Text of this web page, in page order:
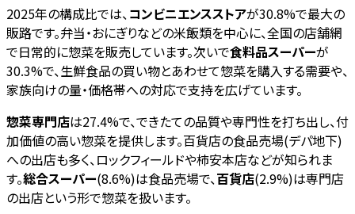
2025年の構成比では、 コンビニエンスストアが30.8%で最大の
販路です。弁当・おにぎりなどの米飯類を中心に、全国の店舗網
で日常的に惣菜を販売しています。次いで食料品スーパーが
30.3%で、生鮮食品の買い物とあわせて惣菜を購入する需要や、
家族向けの量・価格帯への対応で支持を広げています。
惣菜専門店は27.4%で、できたての品質や専門性を打ち出し、付
加価値の高い惣菜を提供します。百貨店の食品売場(デパ地下)
への出店も多く、ロックフィールドや柿安本店などが知られま
す。総合スーパー(8.6%)は食品売場で、百貨店(2.9%)は専門店
の出店という形で惣菜を扱います。